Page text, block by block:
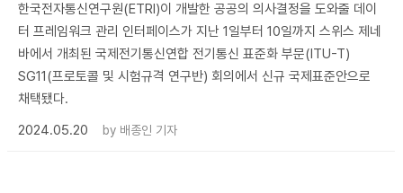
한국전자통신연구원(ETRI)이 개발한 공공의 의사결정을 도와줄 데이
터 프레임워크 관리 인터페이스가 지난 1일부터 10일까지 스위스 제네
바에서 개최된 국제전기통신연합 전기통신 표준화 부문(ITU-T)
SG11(프로토콜 및 시험규격 연구반) 회의에서 신규 국제표준안으로
채택됐다.
2024.05.20
by 배종인 기자